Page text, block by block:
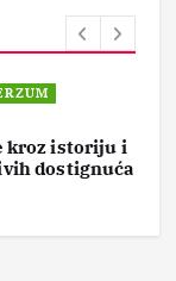
kroz istoriju i
dostignuća